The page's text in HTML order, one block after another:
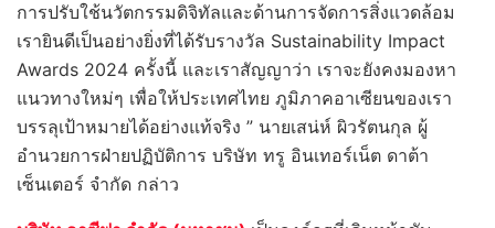
การปรับใช้นวัตกรรมดิจิทัลและด้านการจัดการสิ่งแวดล้อม
เรายินดีเป็นอย่างยิ่งที่ได้รับรางวัล Sustainability Impact
Awards 2024 ครั้งนี้ และเราสัญญาว่า เราจะยังคงมองหา
แนวทางใหม่ๆ เพื่อให้ประเทศไทย ภูมิภาคอาเซียนของเรา
บรรลุเป้าหมายได้อย่างแท้จริง ” นายเสน่ห์ ผิวรัตนกุล ผู้
อำนวยการฝ่ายปฏิบัติการ บริษัท ทรู อินเทอร์เน็ต ดาต้า
เซ็นเตอร์ จำกัด กล่าว